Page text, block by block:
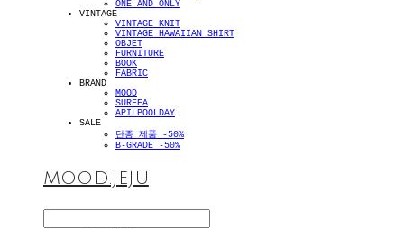
ONE AND ONLY
VINTAGE
VINTAGE KNIT
VINTAGE HAWAIIAN SHIRT
OBJET
FURNITURE
BOOK
FABRIC
BRAND
MOOD
SURFEA
APILPOOLDAY
SALE
단종 제품 -50%
B-GRADE -50%
MOOD.JEJU